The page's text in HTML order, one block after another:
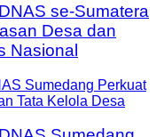
se-Sumatera
Desa dan
Nasional